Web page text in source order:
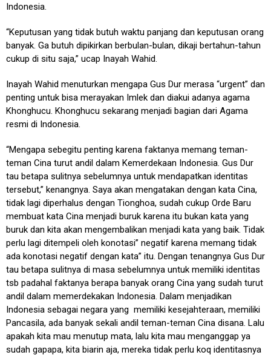
Indonesia.
“Keputusan yang tidak butuh waktu panjang dan keputusan orang
banyak. Ga butuh dipikirkan berbulan-bulan, dikaji bertahun-tahun
cukup di situ saja,” ucap Inayah Wahid.
Inayah Wahid menuturkan mengapa Gus Dur merasa “urgent” dan
penting untuk bisa merayakan Imlek dan diakui adanya agama
Khonghucu. Khonghucu sekarang menjadi bagian dari Agama
resmi di Indonesia.
“Mengapa sebegitu penting karena faktanya memang teman-
teman Cina turut andil dalam Kemerdekaan Indonesia. Gus Dur
tau betapa sulitnya sebelumnya untuk mendapatkan identitas
tersebut,” kenangnya. Saya akan mengatakan dengan kata Cina,
tidak lagi diperhalus dengan Tionghoa, sudah cukup Orde Baru
membuat kata Cina menjadi buruk karena itu bukan kata yang
buruk dan kita akan mengembalikan menjadi kata yang baik. Tidak
perlu lagi ditempeli oleh konotasi” negatif karena memang tidak
ada konotasi negatif dengan kata” itu. Dengan tenangnya Gus Dur
tau betapa sulitnya di masa sebelumnya untuk memiliki identitas
tsb padahal faktanya berapa banyak orang Cina yang sudah turut
andil dalam memerdekakan Indonesia. Dalam menjadikan
Indonesia sebagai negara yang memiliki kesejahteraan, memiliki
Pancasila, ada banyak sekali andil teman-teman Cina disana. Lalu
apakah kita mau menutup mata, lalu kita mau menganggap ya
sudah gapapa, kita biarin aja, mereka tidak perlu koq identitasnya